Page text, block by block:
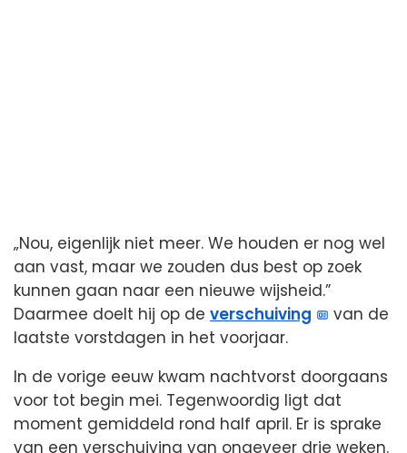
„Nou, eigenlijk niet meer. We houden er nog wel
aan vast, maar we zouden dus best op zoek
kunnen gaan naar een nieuwe wijsheid.”
Daarmee doelt hij op de verschuiving
van de
laatste vorstdagen in het voorjaar.
In de vorige eeuw kwam nachtvorst doorgaans
voor tot begin mei. Tegenwoordig ligt dat
moment gemiddeld rond half april. Er is sprake
van een verschuiving van ongeveer drie weken.